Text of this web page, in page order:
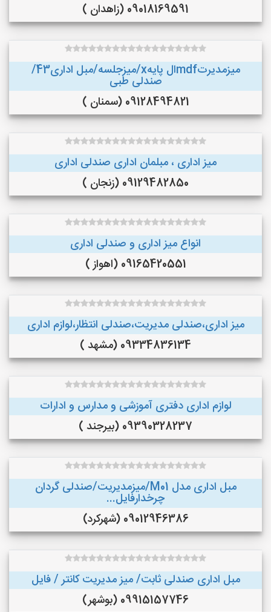
09018169591 (زاهدان )
میزمدیرتmdfال پایهx/میزجلسه/مبل اداری43/
صندلی طبی
09128494821 (سمنان )
میز اداری ، مبلمان اداری صندلی اداری
09129482850 (زنجان )
انواع میز اداری و صندلی اداری
09165420551 (اهواز )
میز اداری،صندلی مدیریت،صندلی انتظار،لوازم اداری
09334836134 (مشهد )
لوازم اداری دفتری آموزشی و مدارس و ادارات
09390328237 (بیرجند )
مبل اداری مدل M01/میزمدیریت/صندلی گردان
چرخدارفایل...
09012946386 (شهرکرد)
مبل اداری صندلی ثابت/ میز مدیریت کانتر / فایل
09915157746 (بوشهر)